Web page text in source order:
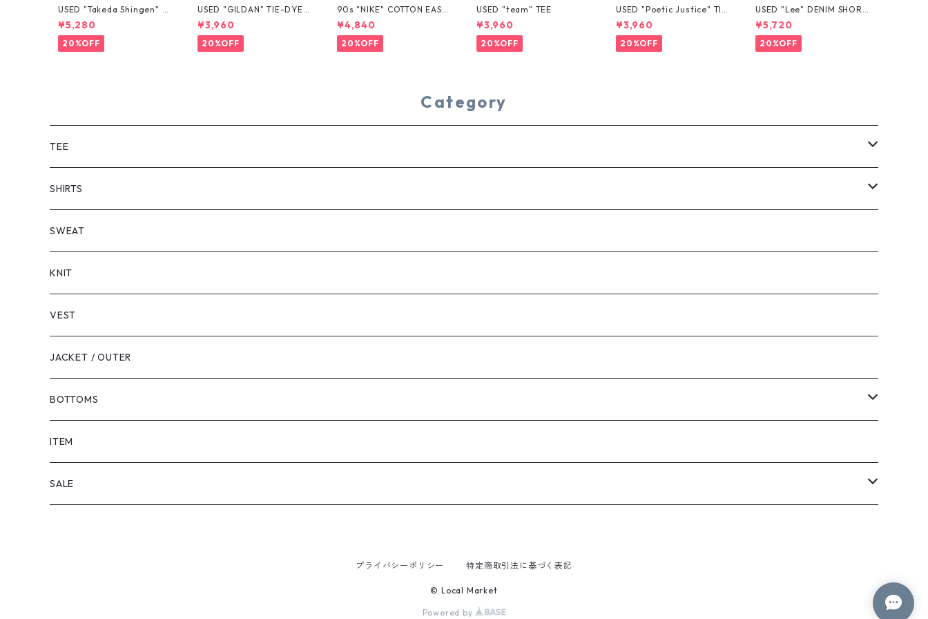
USED "Takeda Shingen" T
EE
¥5,280
20%OFF
USED "GILDAN" TIE-DYE T
EE
¥3,960
20%OFF
90s "NIKE" COTTON EASY
SHORTS
¥4,840
20%OFF
USED "team" TEE
¥3,960
20%OFF
USED "Poetic Justice" TIE
-DYE TEE
¥3,960
20%OFF
USED "Lee" DENIM SHORT
S
¥5,720
20%OFF
Category
TEE
SHORT SLEEVE
LONG SLEEVE
SHIRTS
SHORT SLEEVE
LONG SLEEVE
SWEAT
KNIT
VEST
JACKET / OUTER
BOTTOMS
SHORTS
PANTS
ITEM
SALE
プライバシーポリシー 特定商取引法に基づく表記
© Local Market
Powered by